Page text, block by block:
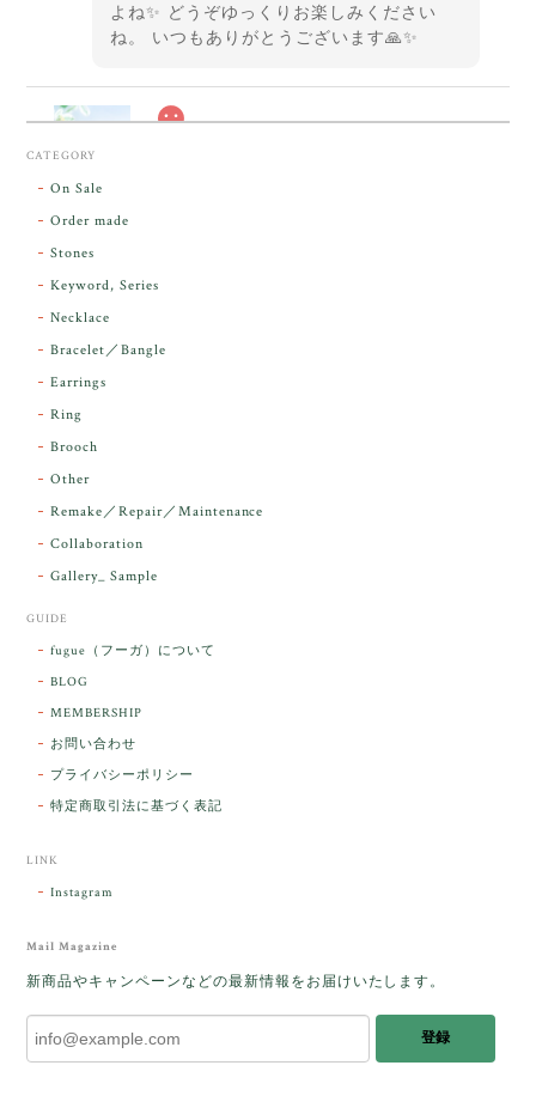
よね✨ どうぞゆっくりお楽しみください
ね。 いつもありがとうございます🙏✨
ンダラで感動しました。素敵な箱と和紙で石を包んで
下さり、ありがとうございました。
レビューをありがとうございます。 実物を
こそ この度は誠にありがとうございまし
た人に幸せが訪れる」という言い伝えがあるケサラン
パサラン。とっても素敵です。メッセージでは色々記
憶違いもありましたが、またいつかお会いして楽しい
した。
をあたたかく迎え入れてくださり とても嬉
しく思います。 この石のふわりとした光を
ランパサラン」でした。これからはT様の
傍で そっと見守ってくれるのではないかな
CATEGORY
On Sale
Order made
Stones
Keyword, Series
Necklace
Bracelet／Bangle
Earrings
Ring
Brooch
Other
Remake／Repair／Maintenance
Collaboration
Gallery_ Sample
GUIDE
fugue（フーガ）について
BLOG
MEMBERSHIP
お問い合わせ
プライバシーポリシー
特定商取引法に基づく表記
LINK
Instagram
Mail Magazine
新商品やキャンペーンなどの最新情報をお届けいたします。
登録